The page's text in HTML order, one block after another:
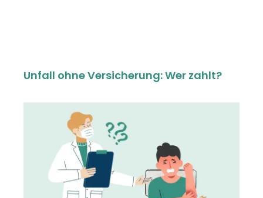
Unfall ohne Versicherung: Wer zahlt?